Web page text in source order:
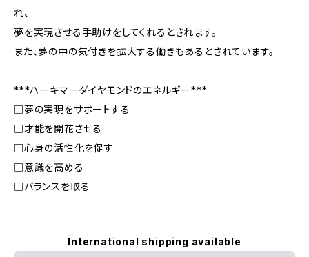
れ、
夢を実現させる手助けをしてくれるとされます。
また、夢の中の気付きを拡大する働きもあるとされています。
***ハーキマーダイヤモンドのエネルギー***
□夢の実現をサポートする
□才能を開花させる
□心身の活性化を促す
□意識を高める
□バランスを取る
International shipping available